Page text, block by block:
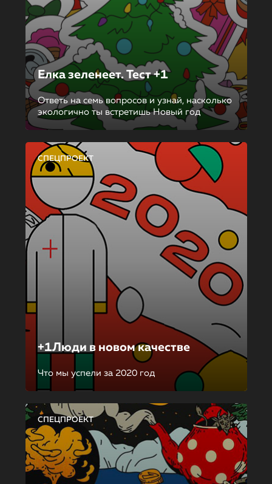
Елка зеленеет. Тест +1
Ответь на семь вопросов и узнай, насколько
экологично ты встретишь Новый год
СПЕЦПРОЕКТ
+1Люди в новом качестве
Что мы успели за 2020 год
СПЕЦПРОЕКТ